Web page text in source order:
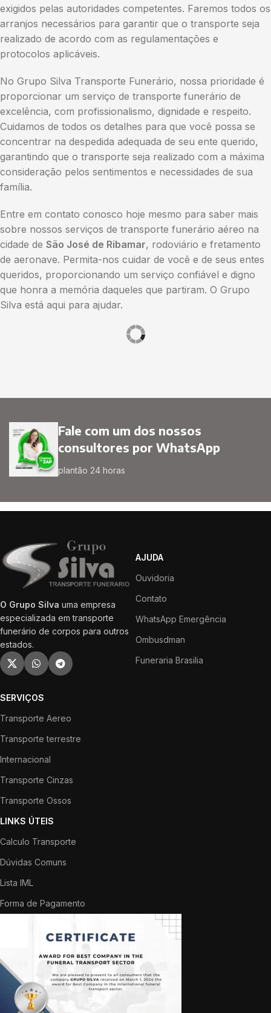
exigidos pelas autoridades competentes. Faremos todos os
arranjos necessários para garantir que o transporte seja
realizado de acordo com as regulamentações e
protocolos aplicáveis.
No Grupo Silva Transporte Funerário, nossa prioridade é
proporcionar um serviço de transporte funerário de
excelência, com profissionalismo, dignidade e respeito.
Cuidamos de todos os detalhes para que você possa se
concentrar na despedida adequada de seu ente querido,
garantindo que o transporte seja realizado com a máxima
consideração pelos sentimentos e necessidades de sua
família.
Entre em contato conosco hoje mesmo para saber mais
sobre nossos serviços de transporte funerário aéreo na
cidade de São José de Ribamar, rodoviário e fretamento
de aeronave. Permita-nos cuidar de você e de seus entes
queridos, proporcionando um serviço confiável e digno
que honra a memória daqueles que partiram. O Grupo
Silva está aqui para ajudar.
Fale com um dos nossos
consultores por WhatsApp
plantão 24 horas
O Grupo Silva uma empresa
especializada em transporte
funerário de corpos para outros
estados.
AJUDA
Ouvidoria
Contato
WhatsApp Emergência
Ombusdman
Funeraria Brasilia
SERVIÇOS
Transporte Aereo
Transporte terrestre
Internacional
Transporte Cinzas
Transporte Ossos
LINKS ÚTEIS
Calculo Transporte
Dúvidas Comuns
Lista IML
Forma de Pagamento